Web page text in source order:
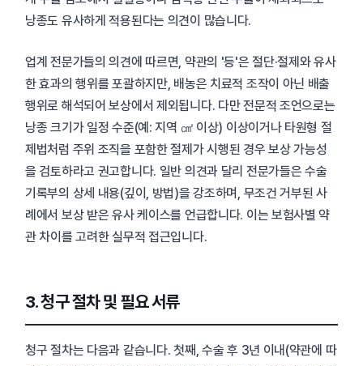
낭종도 유사하게 적용된다는 의견이 많습니다.
업계 전문가들의 의견에 따르면, 약관의 '등'은 절단·절제와 유사
한 효과의 행위를 포괄하지만, 배농은 치료적 조작이 아닌 배출
행위로 해석되어 보상에서 제외됩니다. 다만 전문적 조언으로는
낭종 크기가 일정 수준(예: 지역 ㎠ 이상) 이상이거나 타원형 절
제법처럼 주위 조직을 포함한 절제가 시행된 경우 보상 가능성
을 검토하라고 권고합니다. 일반 의견과 달리 전문가들은 수술
기록부의 상세 내용(깊이, 방법)을 강조하며, 무조건 거부된 사
례에서 보상 받은 유사 케이스를 언급합니다. 이는 보험사별 약
관 차이를 고려한 실무적 접근입니다.
3. 청구 절차 및 필요 서류
청구 절차는 다음과 같습니다. 첫째, 수술 후 3년 이내(약관에 따